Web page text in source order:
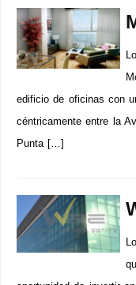
edificio de oficinas con
céntricamente entre la
Punta […]